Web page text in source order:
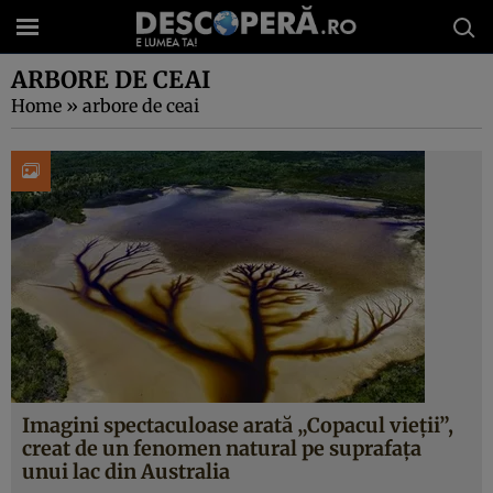
ARBORE DE CEAI
Home » arbore de ceai
Imagini spectaculoase arată „Copacul vieții”,
creat de un fenomen natural pe suprafața
unui lac din Australia